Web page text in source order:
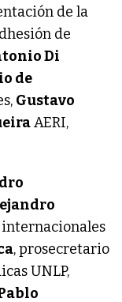
de la
de
Di
de
Gustavo
AERI,
, prosecretario
UNLP,